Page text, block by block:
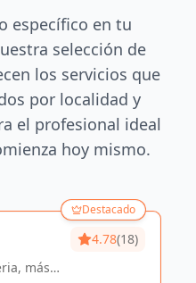
específico en tu
selección de
los servicios que
por localidad y
el profesional ideal
hoy mismo.
Destacado
más
4.78(18)